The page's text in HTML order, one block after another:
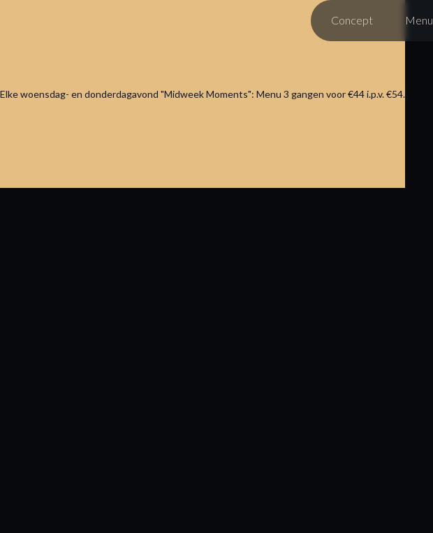
Elke woensdag- en donderdagavond "Midweek Moments": Menu 3 gangen voor €44 i.p.v. €54.
Concept Menu